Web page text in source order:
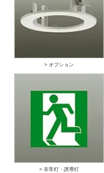
> オプション
> 非常灯・誘導灯